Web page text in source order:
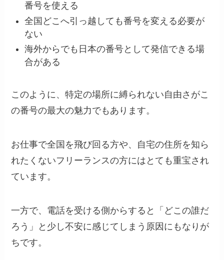
番号を使える
全国どこへ引っ越しても番号を変える必要が
ない
海外からでも日本の番号として発信できる場
合がある
このように、特定の場所に縛られない自由さがこ
の番号の最大の魅力でもあります。
お仕事で全国を飛び回る方や、自宅の住所を知ら
れたくないフリーランスの方にはとても重宝され
ています。
一方で、電話を受ける側からすると「どこの誰だ
ろう」と少し不安に感じてしまう原因にもなりが
ちです。